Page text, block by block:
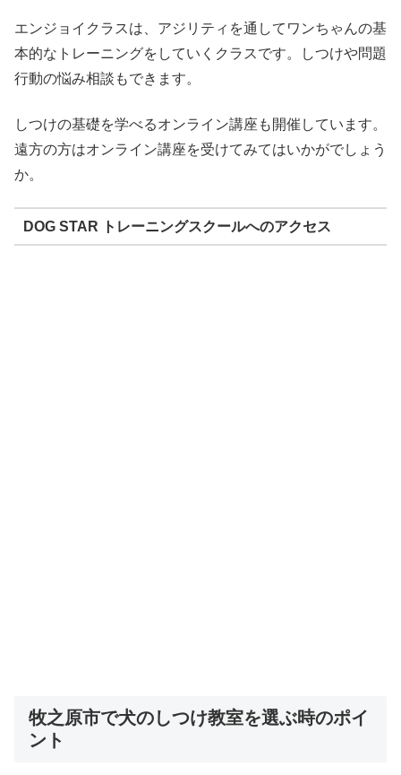
エンジョイクラスは、アジリティを通してワンちゃんの基
本的なトレーニングをしていくクラスです。しつけや問題
行動の悩み相談もできます。
しつけの基礎を学べるオンライン講座も開催しています。
遠方の方はオンライン講座を受けてみてはいかがでしょう
か。
DOG STAR トレーニングスクールへのアクセス
牧之原市で犬のしつけ教室を選ぶ時のポイ
ント